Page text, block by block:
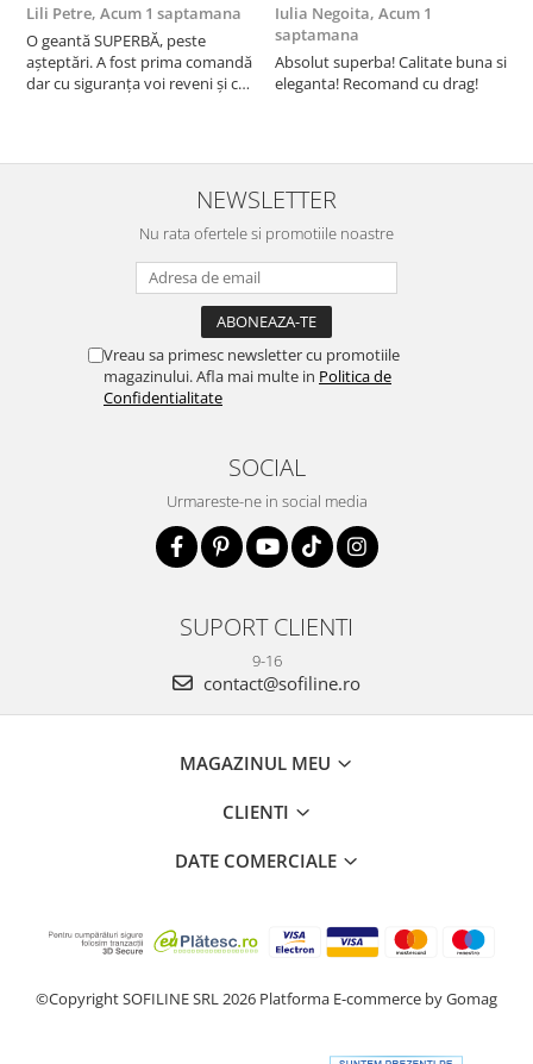
Lili Petre, Acum 1 saptamana
O geantă SUPERBĂ, peste
așteptări. A fost prima comandă
dar cu siguranța voi reveni și cu
doua zi). RECOMAND SOFILINE!!!
Iulia Negoita, Acum 1
saptamana
Absolut superba! Calitate buna si
eleganta! Recomand cu drag!
NEWSLETTER
Nu rata ofertele si promotiile noastre
Vreau sa primesc newsletter cu promotiile
magazinului. Afla mai multe in Politica de
Confidentialitate
SOCIAL
Urmareste-ne in social media
SUPORT CLIENTI
9-16
contact@sofiline.ro
MAGAZINUL MEU
CLIENTI
DATE COMERCIALE
©Copyright SOFILINE SRL 2026 Platforma E-commerce by Gomag